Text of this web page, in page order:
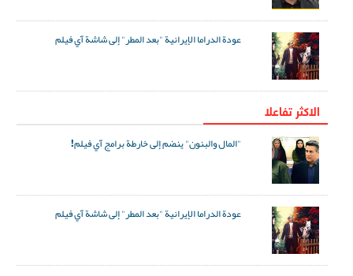
عودة الدراما الإيرانية "بعد المطر" إلى شاشة آي فيلم
الاکثر تفاعلا
"المال والبنون" ينضم إلى خارطة برامج آي فيلم!
عودة الدراما الإيرانية "بعد المطر" إلى شاشة آي فيلم